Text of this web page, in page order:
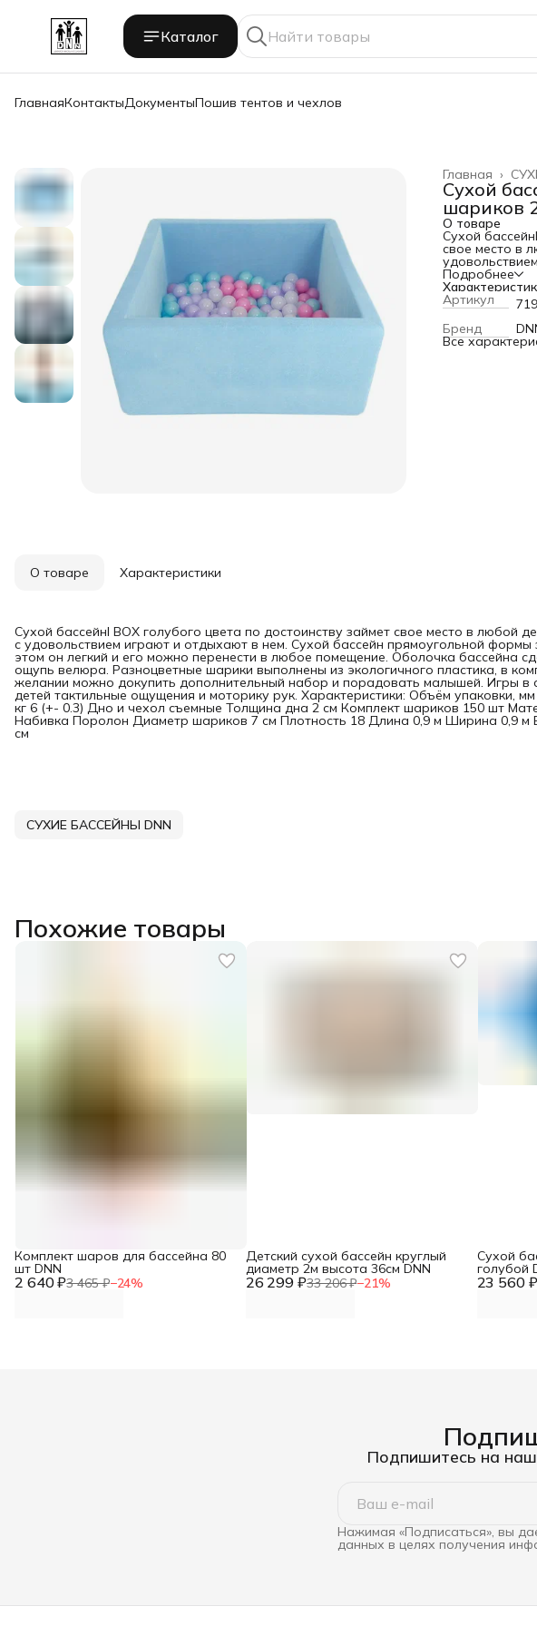
Каталог
ГлавнаяКонтактыДокументыПошив тентов и чехлов
Главная ›
Сухой
шариков
О товаре
Сухой
свое место в
легкий и его
бассейна
Разноцветные
комплекте
бассейне
Подробнее
Артикул
Бренд
Все
О товаре Характеристики
Сухой бассейнl BOX голубого цвета по достоинству займет свое место в любой
с удовольствием играют и отдыхают в нем. Сухой бассейн прямоугольной формы
этом он легкий и его можно перенести в любое помещение. Оболочка бассейна
ощупь велюра. Разноцветные шарики выполнены из экологичного пластика, в
желании можно докупить дополнительный набор и порадовать малышей. Игры в
детей тактильные ощущения и моторику рук. Характеристики: Объём упаковки,
кг 6 (+- 0.3) Дно и чехол съемные Толщина дна 2 см Комплект шариков 150 шт
Набивка Поролон Диаметр шариков 7 см Плотность 18 Длина 0,9 м Ширина 0,9 м
см
СУХИЕ БАССЕЙНЫ DNN
Похожие товары
2 640 ₽3 465 ₽−24%
Комплект шаров для бассейна 80
шт DNN
26 299 ₽33 206 ₽−21%
Детский сухой бассейн круглый
диаметр 2м высота 36см DNN
23 560 ₽
Сухой
голубой
Подпишитесь на
Нажимая «Подписаться», вы
данных в целях получения